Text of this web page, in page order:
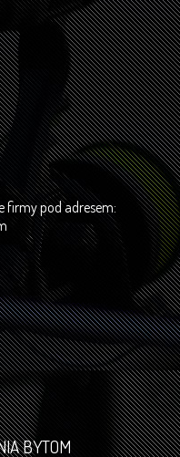
firmy pod adresem:
BYTOM